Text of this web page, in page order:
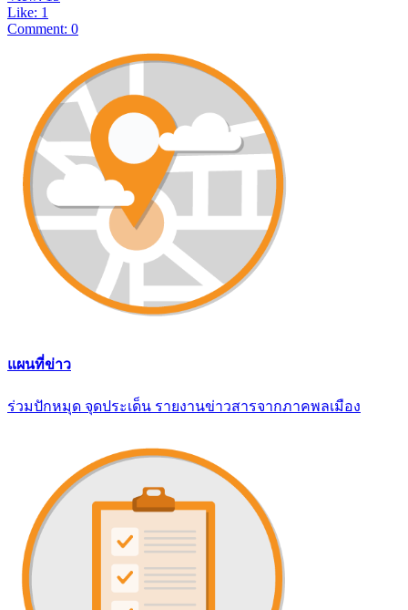
Like: 1
Comment: 0
แผนที่ข่าว
ร่วมปักหมุด จุดประเด็น รายงานข่าวสารจากภาคพลเมือง